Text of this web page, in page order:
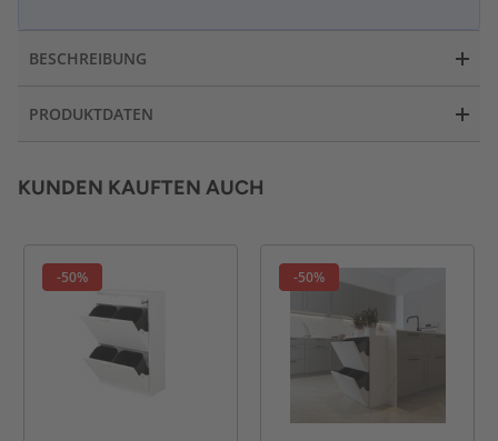
BESCHREIBUNG
PRODUKTDATEN
KUNDEN KAUFTEN AUCH
-50% -50%